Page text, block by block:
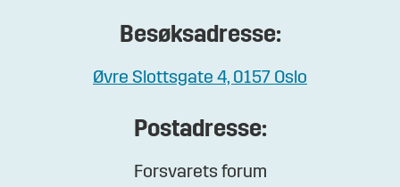
Besøksadresse:
Øvre Slottsgate 4, 0157 Oslo
Postadresse:
Forsvarets forum